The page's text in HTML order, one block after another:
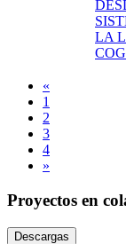
LA
«
1
2
3
4
»
Proyectos en
Descargas